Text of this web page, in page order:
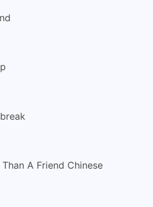
A Friend Chinese